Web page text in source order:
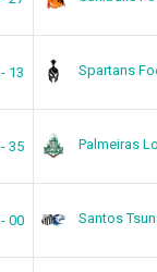
13 Spartans
35 Palmeiras
00 Santos